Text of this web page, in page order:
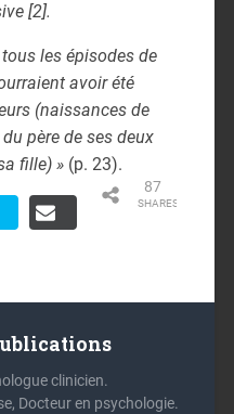
[2].
tous les épisodes de
avoir été
(naissances de
père de ses deux
fille) » (p. 23).
SHARES
87
clinicien.
Docteur en psychologie.